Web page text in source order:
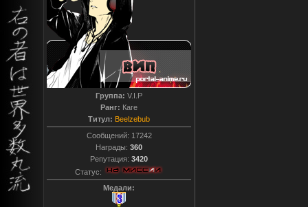
Группа: V.I.P
Ранг: Каге
Титул: Beelzebub
Сообщений: 17242
Награды: 360
Репутация: 3420
Статус:
Медали: